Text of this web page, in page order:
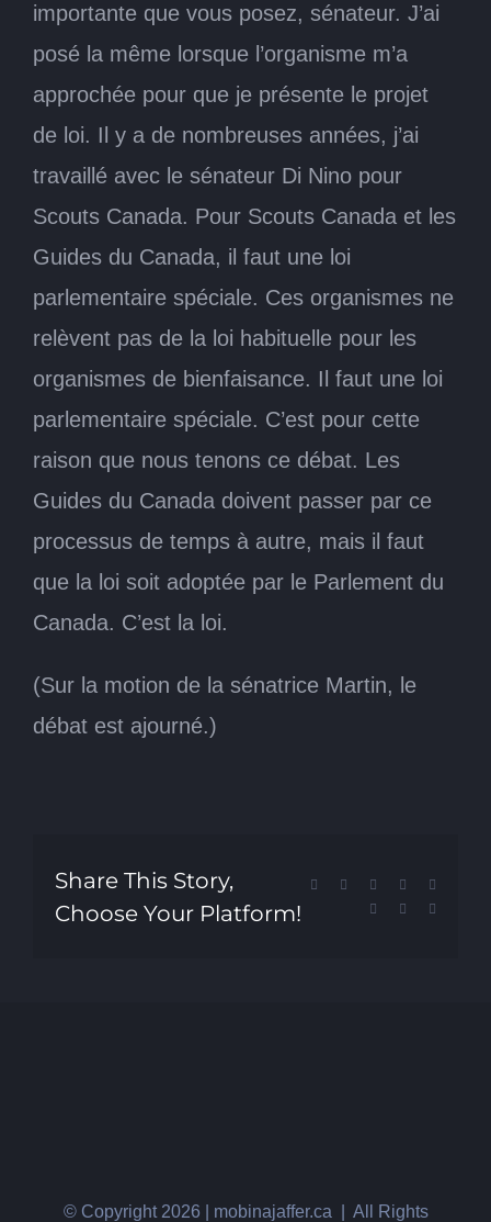
importante que vous posez, sénateur. J’ai
posé la même lorsque l’organisme m’a
approchée pour que je présente le projet
de loi. Il y a de nombreuses années, j’ai
travaillé avec le sénateur Di Nino pour
Scouts Canada. Pour Scouts Canada et les
Guides du Canada, il faut une loi
parlementaire spéciale. Ces organismes ne
relèvent pas de la loi habituelle pour les
organismes de bienfaisance. Il faut une loi
parlementaire spéciale. C’est pour cette
raison que nous tenons ce débat. Les
Guides du Canada doivent passer par ce
processus de temps à autre, mais il faut
que la loi soit adoptée par le Parlement du
Canada. C’est la loi.
(Sur la motion de la sénatrice Martin, le
débat est ajourné.)
Share This Story,
Choose Your Platform!
Facebook Reddit LinkedIn
Pinterest
© Copyright 2026 | mobinajaffer.ca | All Rights